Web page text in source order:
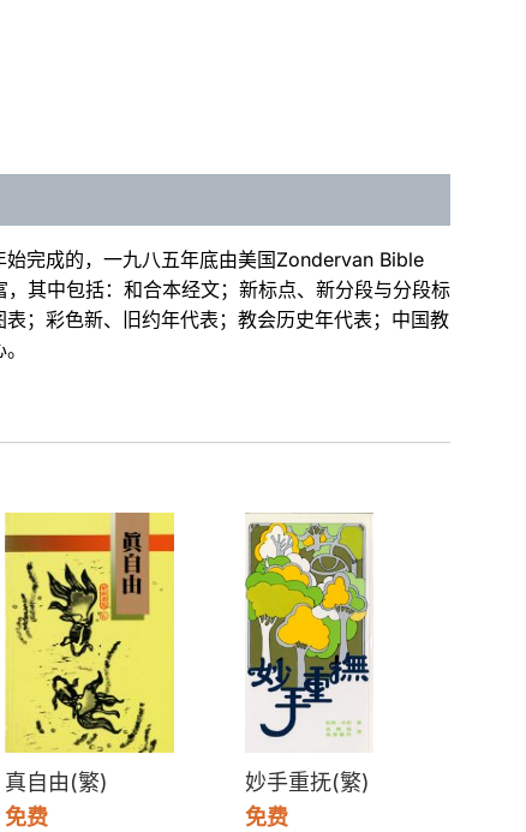
完成的，一九八五年底由美国Zondervan Bible
其中包括：和合本经文；新标点、新分段与分段标
；彩色新、旧约年代表；教会历史年代表；中国教
真自由(繁)
免费
妙手重抚(繁)
免费